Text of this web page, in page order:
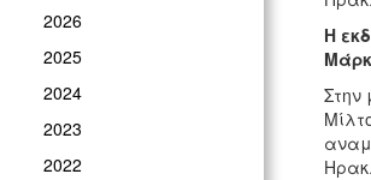
2026
2025
2024
2023
2022
Η
Στην